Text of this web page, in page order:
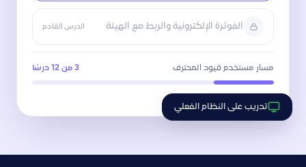
الفوترة الإلكترونية والربط مع الهيئة الدرس القادم
مسار مستخدم قيود المحترف 3 من 12 درسًا
تدريب على النظام الفعلي